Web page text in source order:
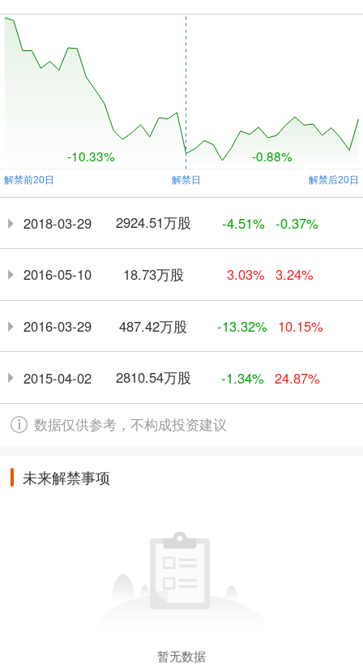
-10.33% -0.88%
2018-03-29 2924.51万股 -4.51% -0.37%
2016-05-10 18.73万股 3.03% 3.24%
2016-03-29 487.42万股 -13.32% 10.15%
2015-04-02 2810.54万股 -1.34% 24.87%
数据仅供参考，不构成投资建议
未来解禁事项
暂无数据